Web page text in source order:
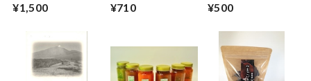
¥1,500 ¥710 ¥500